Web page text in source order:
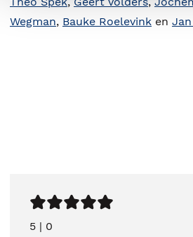
Wegman, Bauke Roelevink en
5 | 0